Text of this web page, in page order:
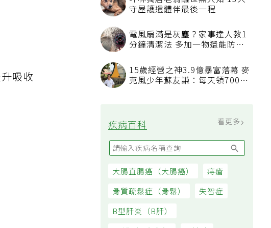
坪林獨居老翁離世無人知 13犬
守屋護遺體伴最後一程
電風扇滿是灰塵？家事達人教1
汙附著
15歲經營之神3.9億暴富落幕 麥
疾病百科
吸收